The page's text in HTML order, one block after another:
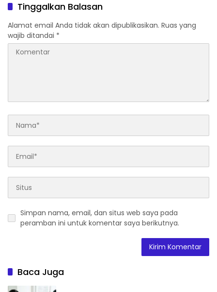
Tinggalkan Balasan
Alamat email Anda tidak akan dipublikasikan. Ruas yang
wajib ditandai *
Simpan nama, email, dan situs web saya pada
peramban ini untuk komentar saya berikutnya.
Baca Juga